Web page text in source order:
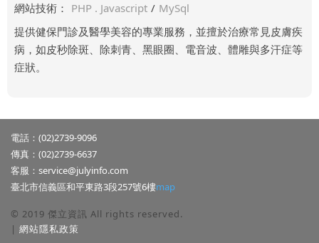
網站技術： PHP . Javascript / MySql
提供健保門診及醫學美容的專業服務，並擅於治療常見皮膚疾
病，如皮秒除斑、除刺青、黑眼圈、電音波、體雕與多汗症等
症狀。
電話：(02)2739-9096
傳真：(02)2739-6637
客服： service@julyinfo.com
臺北市信義區和平東路3段257號6樓map
© 2019 傑立資訊 All rights reserved.
| 網站隱私政策